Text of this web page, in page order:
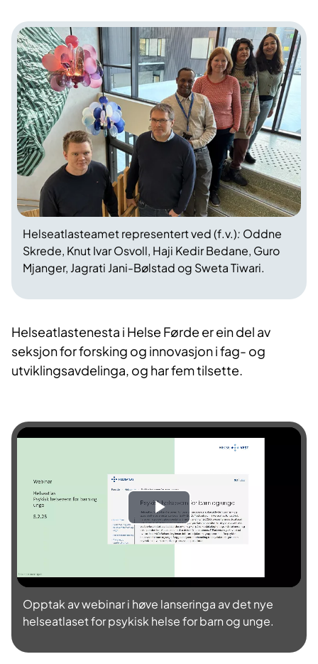
Helseatlasteamet representert ved (f.v.): Oddne
Skrede, Knut Ivar Osvoll, Haji Kedir Bedane, Guro
Mjanger, Jagrati Jani-Bølstad og Sweta Tiwari.
Helseatlastenesta i Helse Førde er ein del av
seksjon for forsking og innovasjon i fag- og
utviklingsavdelinga, og har fem tilsette.
S
e
l
a
Opptak av webinar i høve lanseringa av det nye
helseatlaset for psykisk helse for barn og unge.